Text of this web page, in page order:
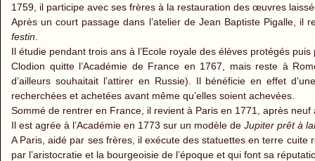
1759, il participe avec ses frères à la restauration des œuvres
Après un court passage dans l’atelier de Jean Baptiste Pigalle,
festin
Il étudie pendant trois ans à l’Ecole royale des élèves protégés
Clodion quitte l’Académie de France en 1767, mais reste à
d’ailleurs souhaitait l’attirer en Russie). Il bénéficie en effet
recherchées et achetées avant même qu’elles soient achevées.
Sommé de rentrer en France, il revient à Paris en 1771, après neuf
Il est agrée à l’Académie en 1773 sur un modèle de Jupiter prêt à
A Paris, aidé par ses frères, il exécute des statuettes en terre
par l’aristocratie et la bourgeoisie de l’époque et qui font sa